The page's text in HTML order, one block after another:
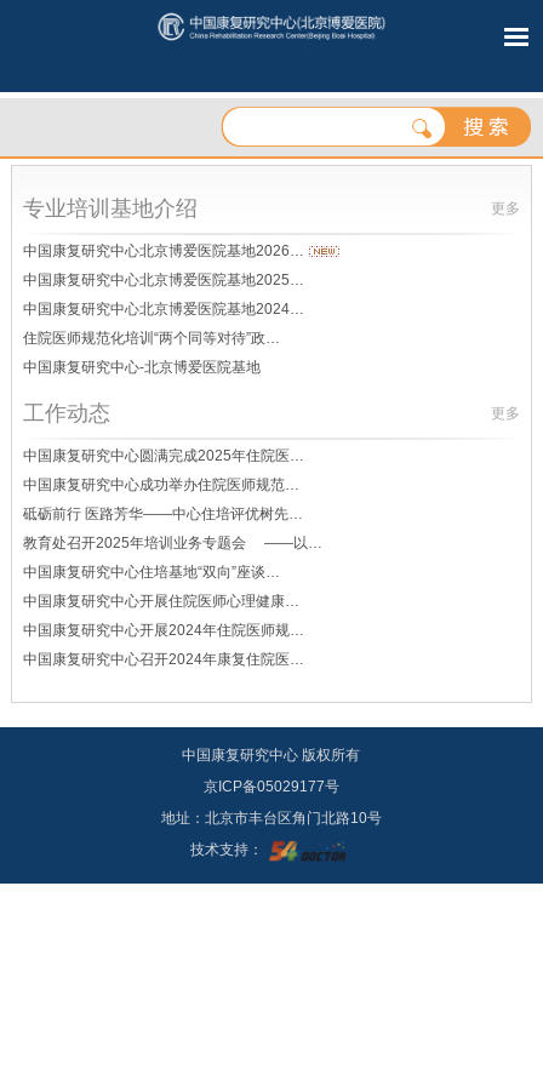
专业培训基地介绍 更多
中国康复研究中心北京博爱医院基地2026…
中国康复研究中心北京博爱医院基地2025…
中国康复研究中心北京博爱医院基地2024…
住院医师规范化培训“两个同等对待”政…
中国康复研究中心-北京博爱医院基地
工作动态 更多
中国康复研究中心圆满完成2025年住院医…
中国康复研究中心成功举办住院医师规范…
砥砺前行 医路芳华——中心住培评优树先…
教育处召开2025年培训业务专题会 ——以…
中国康复研究中心住培基地“双向”座谈…
中国康复研究中心开展住院医师心理健康…
中国康复研究中心开展2024年住院医师规…
中国康复研究中心召开2024年康复住院医…
中国康复研究中心 版权所有
京ICP备05029177号
地址：北京市丰台区角门北路10号
技术支持：